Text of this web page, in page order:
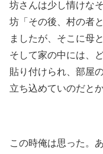
坊さんは少し情けな
坊「その後、村の者
ましたが、そこに母
そして家の中には、
貼り付けられ、部屋
立ち込めていのだとか
この時俺は思った。